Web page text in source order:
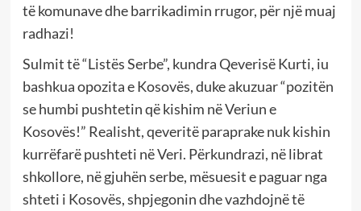
të komunave dhe barrikadimin rrugor, për një muaj
radhazi!
Sulmit të “Listës Serbe”, kundra Qeverisë Kurti, iu
bashkua opozita e Kosovës, duke akuzuar “pozitën
se humbi pushtetin që kishim në Veriun e
Kosovës!” Realisht, qeveritë paraprake nuk kishin
kurrëfarë pushteti në Veri. Përkundrazi, në librat
shkollore, në gjuhën serbe, mësuesit e paguar nga
shteti i Kosovës, shpjegonin dhe vazhdojnë të